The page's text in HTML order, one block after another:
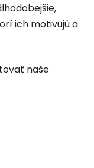
ich motivujú a
naše